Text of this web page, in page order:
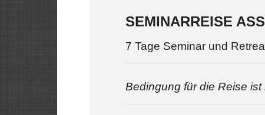
SEMINARREISE
7 Tage Seminar und
Bedingung für die Reise